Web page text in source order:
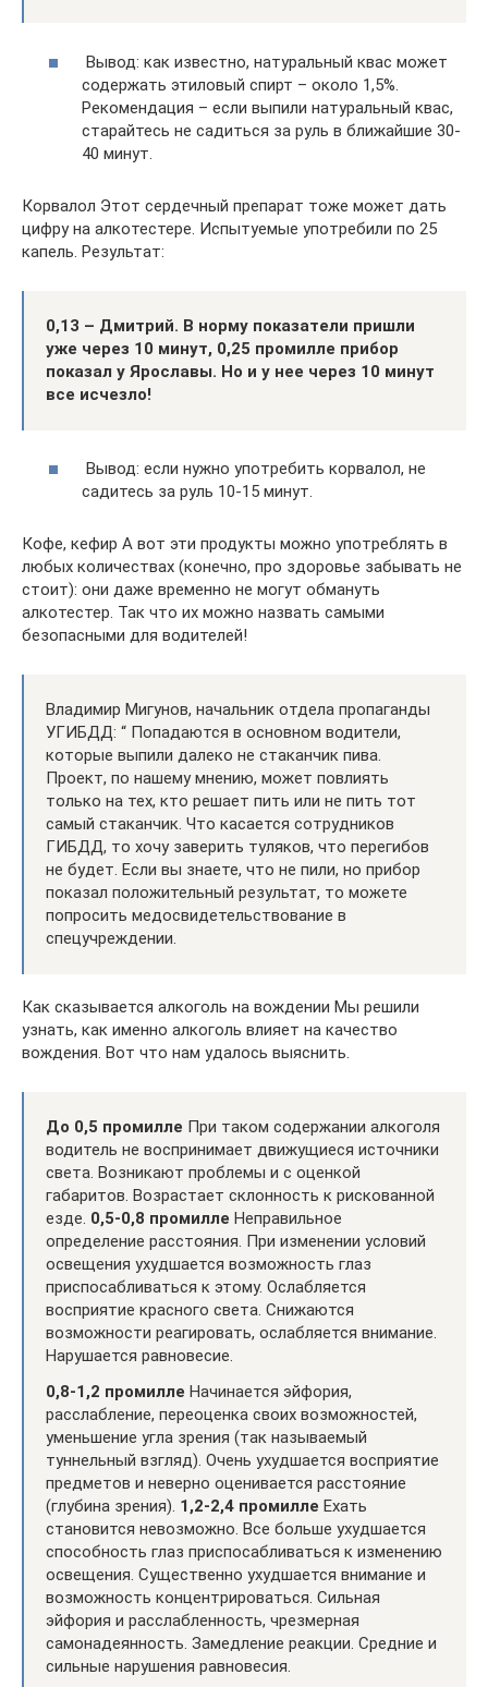
Вывод: как известно, натуральный квас может
содержать этиловый спирт – около 1,5%.
Рекомендация – если выпили натуральный квас,
старайтесь не садиться за руль в ближайшие 30-
40 минут.
Корвалол Этот сердечный препарат тоже может дать
цифру на алкотестере. Испытуемые употребили по 25
капель. Результат:
0,13 – Дмитрий. В норму показатели пришли
уже через 10 минут, 0,25 промилле прибор
показал у Ярославы. Но и у нее через 10 минут
все исчезло!
Вывод: если нужно употребить корвалол, не
садитесь за руль 10-15 минут.
Кофе, кефир А вот эти продукты можно употреблять в
любых количествах (конечно, про здоровье забывать не
стоит): они даже временно не могут обмануть
алкотестер. Так что их можно назвать самыми
безопасными для водителей!
Владимир Мигунов, начальник отдела пропаганды
УГИБДД: “ Попадаются в основном водители,
которые выпили далеко не стаканчик пива.
Проект, по нашему мнению, может повлиять
только на тех, кто решает пить или не пить тот
самый стаканчик. Что касается сотрудников
ГИБДД, то хочу заверить туляков, что перегибов
не будет. Если вы знаете, что не пили, но прибор
показал положительный результат, то можете
попросить медосвидетельствование в
спецучреждении.
Как сказывается алкоголь на вождении Мы решили
узнать, как именно алкоголь влияет на качество
вождения. Вот что нам удалось выяснить.
До 0,5 промилле При таком содержании алкоголя
водитель не воспринимает движущиеся источники
света. Возникают проблемы и с оценкой
габаритов. Возрастает склонность к рискованной
езде. 0,5-0,8 промилле Неправильное
определение расстояния. При изменении условий
освещения ухудшается возможность глаз
приспосабливаться к этому. Ослабляется
восприятие красного света. Снижаются
возможности реагировать, ослабляется внимание.
Нарушается равновесие.
0,8-1,2 промилле Начинается эйфория,
расслабление, переоценка своих возможностей,
уменьшение угла зрения (так называемый
туннельный взгляд). Очень ухудшается восприятие
предметов и неверно оценивается расстояние
(глубина зрения). 1,2-2,4 промилле Ехать
становится невозможно. Все больше ухудшается
способность глаз приспосабливаться к изменению
освещения. Существенно ухудшается внимание и
возможность концентрироваться. Сильная
эйфория и расслабленность, чрезмерная
самонадеянность. Замедление реакции. Средние и
сильные нарушения равновесия.